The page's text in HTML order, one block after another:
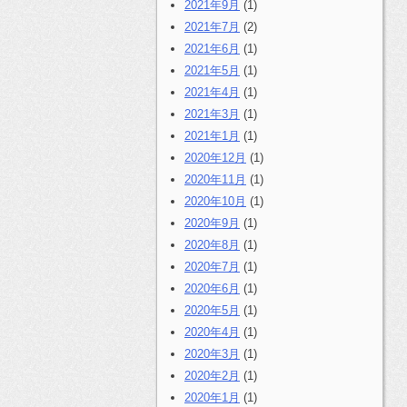
2021年9月 (1)
2021年7月 (2)
2021年6月 (1)
2021年5月 (1)
2021年4月 (1)
2021年3月 (1)
2021年1月 (1)
2020年12月 (1)
2020年11月 (1)
2020年10月 (1)
2020年9月 (1)
2020年8月 (1)
2020年7月 (1)
2020年6月 (1)
2020年5月 (1)
2020年4月 (1)
2020年3月 (1)
2020年2月 (1)
2020年1月 (1)